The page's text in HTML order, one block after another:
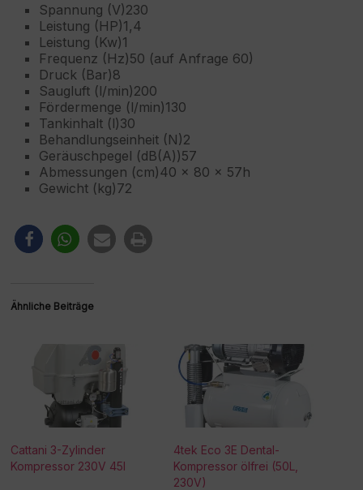
Spannung (V)230
Leistung (HP)1,4
Leistung (Kw)1
Frequenz (Hz)50 (auf Anfrage 60)
Druck (Bar)8
Saugluft (l/min)200
Fördermenge (l/min)130
Tankinhalt (l)30
Behandlungseinheit (N)2
Geräuschpegel (dB(A))57
Abmessungen (cm)40 x 80 x 57h
Gewicht (kg)72
Ähnliche Beiträge
Cattani 3-Zylinder
Kompressor 230V 45l
4tek Eco 3E Dental-
Kompressor ölfrei (50L,
230V)